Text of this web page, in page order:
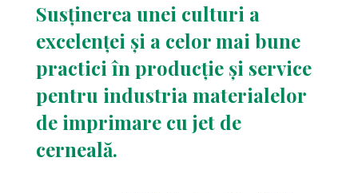
Susținerea unei culturi a
excelenței și a celor mai bune
practici în producție și service
pentru industria materialelor
de imprimare cu jet de
cerneală.